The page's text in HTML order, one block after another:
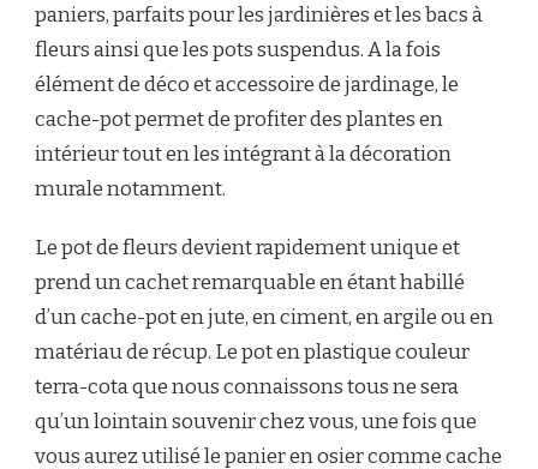
paniers, parfaits pour les jardinières et les bacs à
fleurs ainsi que les pots suspendus. A la fois
élément de déco et accessoire de jardinage, le
cache-pot permet de profiter des plantes en
intérieur tout en les intégrant à la décoration
murale notamment.
Le pot de fleurs devient rapidement unique et
prend un cachet remarquable en étant habillé
d’un cache-pot en jute, en ciment, en argile ou en
matériau de récup. Le pot en plastique couleur
terra-cota que nous connaissons tous ne sera
qu’un lointain souvenir chez vous, une fois que
vous aurez utilisé le panier en osier comme cache